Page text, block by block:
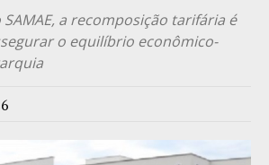
a recomposição tarifária é
o equilíbrio econômico-